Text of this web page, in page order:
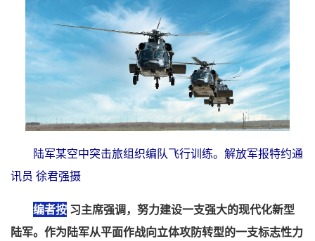
陆军某空中突击旅组织编队飞行训练。解放军报特约通
讯员 徐君强摄
编者按 习主席强调，努力建设一支强大的现代化新型
陆军。作为陆军从平面作战向立体攻防转型的一支标志性力